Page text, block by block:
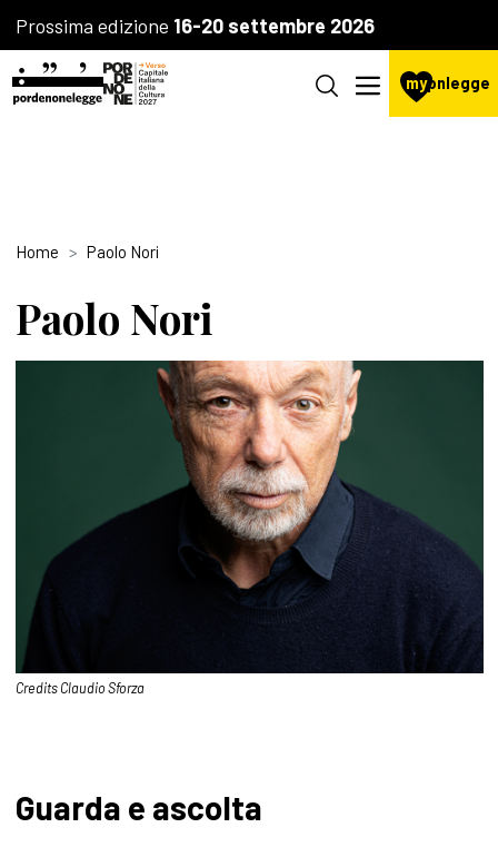
Prossima edizione 16-20 settembre 2026
mypnlegge
Home Paolo Nori
Paolo Nori
Credits Claudio Sforza
Guarda e ascolta